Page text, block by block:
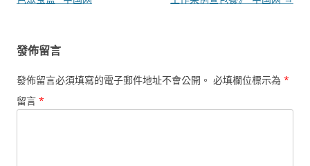
發佈留言
發佈留言必須填寫的電子郵件地址不會公開。 必填欄位標示為 *
留言 *